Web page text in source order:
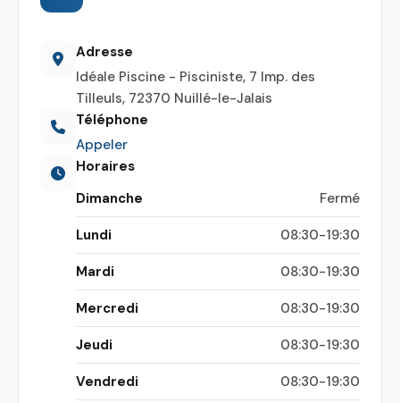
Adresse
Idéale Piscine - Pisciniste, 7 Imp. des
Tilleuls, 72370 Nuillé-le-Jalais
Téléphone
Appeler
Horaires
Dimanche
Fermé
Lundi 08:30-19:30
Mardi 08:30-19:30
Mercredi 08:30-19:30
Jeudi 08:30-19:30
Vendredi 08:30-19:30